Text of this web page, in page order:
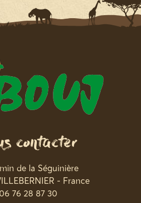
contacter
de la Séguinière
- France
06 76 28 87 30